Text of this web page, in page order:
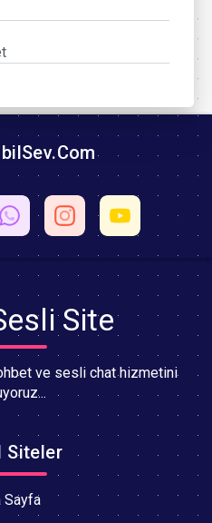
Site
ve sesli chat hizmetini
Siteler
Sayfa